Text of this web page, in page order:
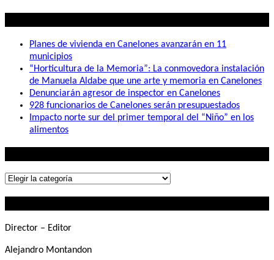
Planes de vivienda en Canelones avanzarán en 11
municipios
“Horticultura de la Memoria”: La conmovedora instalación
de Manuela Aldabe que une arte y memoria en Canelones
Denunciarán agresor de inspector en Canelones
928 funcionarios de Canelones serán presupuestados
Impacto norte sur del primer temporal del “Niño” en los
alimentos
Lo
Director – Editor
Alejandro Montandon